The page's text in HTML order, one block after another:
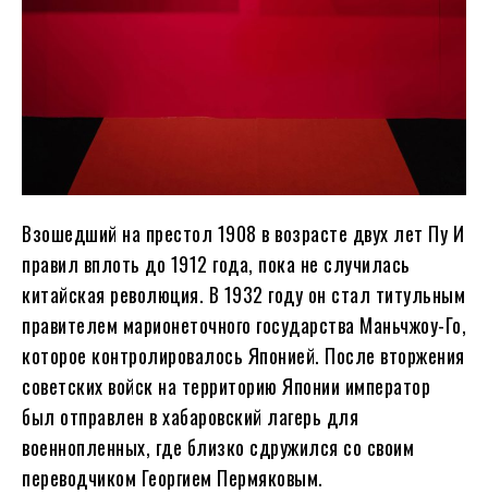
Взошедший на престол 1908 в возрасте двух лет Пу И
правил вплоть до 1912 года, пока не случилась
китайская революция. В 1932 году он стал титульным
правителем марионеточного государства Маньчжоу-Го,
которое контролировалось Японией. После вторжения
советских войск на территорию Японии император
был отправлен в хабаровский лагерь для
военнопленных, где близко сдружился со своим
переводчиком Георгием Пермяковым.